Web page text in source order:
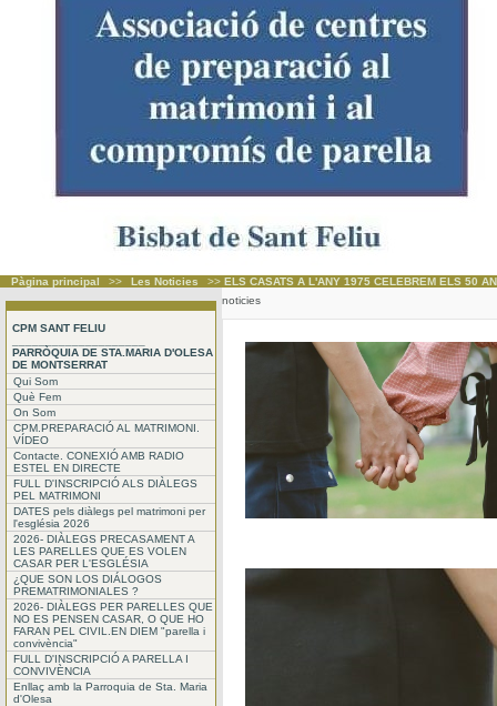
Pàgina principal >> Les Noticies >> ELS CASATS A L'ANY 1975 CELEBREM ELS 50
CPM SANT FELIU
PARRÒQUIA DE STA.MARIA D'OLESA
DE MONTSERRAT
Qui Som
Què Fem
On Som
CPM.PREPARACIÓ AL MATRIMONI.
VÍDEO
Contacte. CONEXIÓ AMB RADIO
ESTEL EN DIRECTE
FULL D'INSCRIPCIÓ ALS DIÀLEGS
PEL MATRIMONI
DATES pels diàlegs pel matrimoni per
l'església 2026
2026- DIÀLEGS PRECASAMENT A
LES PARELLES QUE ES VOLEN
CASAR PER L'ESGLÉSIA
¿QUE SON LOS DIÁLOGOS
PREMATRIMONIALES ?
2026- DIÀLEGS PER PARELLES QUE
NO ES PENSEN CASAR, O QUE HO
FARAN PEL CIVIL.EN DIEM "parella i
convivència"
FULL D'INSCRIPCIÓ A PARELLA I
CONVIVÈNCIA
Enllaç amb la Parroquia de Sta. Maria
d'Olesa
noticies